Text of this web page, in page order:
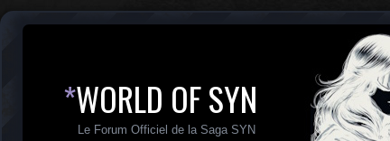
*WORLD OF SYN
Le Forum Officiel de la Saga SYN